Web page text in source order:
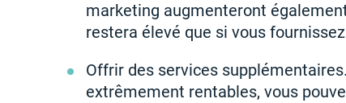
marketing augmenteront
restera élevé que si vous
Offrir des services
extrêmement rentables, vous